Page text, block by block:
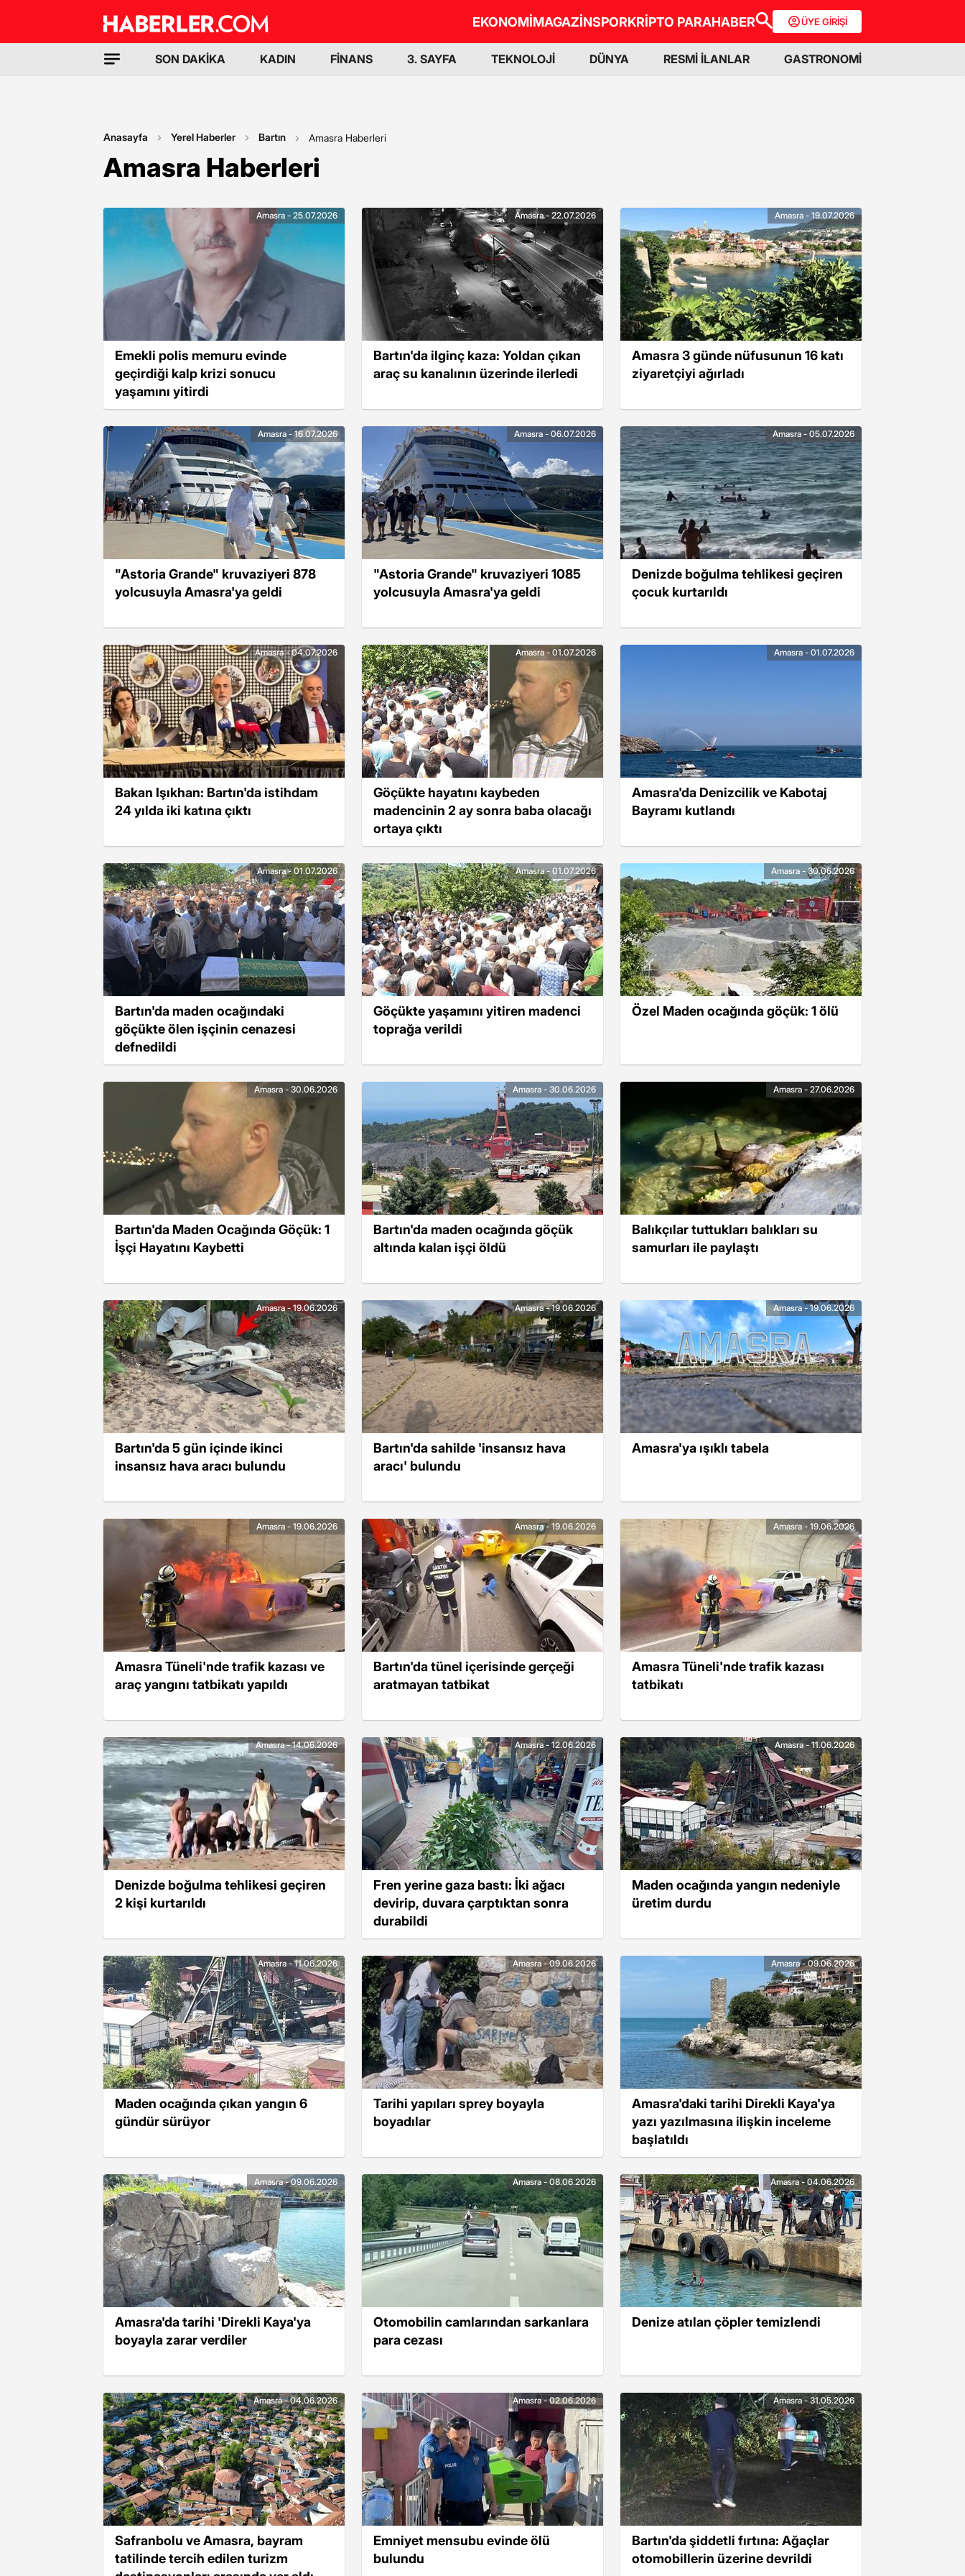
EKONOMİMAGAZİNSPORKRİPTO PARAHABER ÜYE GİRİŞİ
SON DAKİKA KADIN FİNANS 3. SAYFA TEKNOLOJİ DÜNYA RESMİ İLANLAR GASTRONOMİ
Anasayfa Yerel Haberler Bartın Amasra Haberleri
Amasra Haberleri
Emekli polis memuru evinde
geçirdiği kalp krizi sonucu
yaşamını yitirdi
Amasra - 25.07.2026
Bartın'da ilginç kaza: Yoldan çıkan
araç su kanalının üzerinde ilerledi
Amasra - 22.07.2026
Amasra 3 günde nüfusunun 16 katı
ziyaretçiyi ağırladı
Amasra - 19.07.2026
"Astoria Grande" kruvaziyeri 878
yolcusuyla Amasra'ya geldi
Amasra - 16.07.2026
"Astoria Grande" kruvaziyeri 1085
yolcusuyla Amasra'ya geldi
Amasra - 06.07.2026
Denizde boğulma tehlikesi geçiren
çocuk kurtarıldı
Amasra - 05.07.2026
Bakan Işıkhan: Bartın'da istihdam
24 yılda iki katına çıktı
Amasra - 04.07.2026
Göçükte hayatını kaybeden
madencinin 2 ay sonra baba olacağı
ortaya çıktı
Amasra - 01.07.2026
Amasra'da Denizcilik ve Kabotaj
Bayramı kutlandı
Amasra - 01.07.2026
Bartın'da maden ocağındaki
göçükte ölen işçinin cenazesi
defnedildi
Amasra - 01.07.2026
Göçükte yaşamını yitiren madenci
toprağa verildi
Amasra - 01.07.2026
Özel Maden ocağında göçük: 1 ölü
Amasra - 30.06.2026
Bartın'da Maden Ocağında Göçük: 1
İşçi Hayatını Kaybetti
Amasra - 30.06.2026
Bartın'da maden ocağında göçük
altında kalan işçi öldü
Amasra - 30.06.2026
Balıkçılar tuttukları balıkları su
samurları ile paylaştı
Amasra - 27.06.2026
Bartın'da 5 gün içinde ikinci
insansız hava aracı bulundu
Amasra - 19.06.2026
Bartın'da sahilde 'insansız hava
aracı' bulundu
Amasra - 19.06.2026
Amasra'ya ışıklı tabela
Amasra - 19.06.2026
Amasra Tüneli'nde trafik kazası ve
araç yangını tatbikatı yapıldı
Amasra - 19.06.2026
Bartın'da tünel içerisinde gerçeği
aratmayan tatbikat
Amasra - 19.06.2026
Amasra Tüneli'nde trafik kazası
tatbikatı
Amasra - 19.06.2026
Denizde boğulma tehlikesi geçiren
2 kişi kurtarıldı
Amasra - 14.06.2026
Fren yerine gaza bastı: İki ağacı
devirip, duvara çarptıktan sonra
durabildi
Amasra - 12.06.2026
Maden ocağında yangın nedeniyle
üretim durdu
Amasra - 11.06.2026
Maden ocağında çıkan yangın 6
gündür sürüyor
Amasra - 11.06.2026
Tarihi yapıları sprey boyayla
boyadılar
Amasra - 09.06.2026
Amasra'daki tarihi Direkli Kaya'ya
yazı yazılmasına ilişkin inceleme
başlatıldı
Amasra - 09.06.2026
Amasra'da tarihi 'Direkli Kaya'ya
boyayla zarar verdiler
Amasra - 09.06.2026
Otomobilin camlarından sarkanlara
para cezası
Amasra - 08.06.2026
Denize atılan çöpler temizlendi
Amasra - 04.06.2026
Safranbolu ve Amasra, bayram
tatilinde tercih edilen turizm
Amasra - 04.06.2026
Emniyet mensubu evinde ölü
bulundu
Amasra - 02.06.2026
Bartın'da şiddetli fırtına: Ağaçlar
otomobillerin üzerine devrildi
Amasra - 31.05.2026